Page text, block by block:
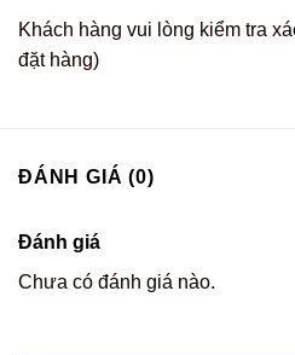
Khách hàng vui lòng kiểm tra
đặt hàng)
ĐÁNH GIÁ (0)
Đánh giá
Chưa có đánh giá nào.